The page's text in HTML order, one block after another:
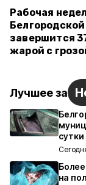
Рабочая
завершится
жарой с
Лучшее за
сутки
на